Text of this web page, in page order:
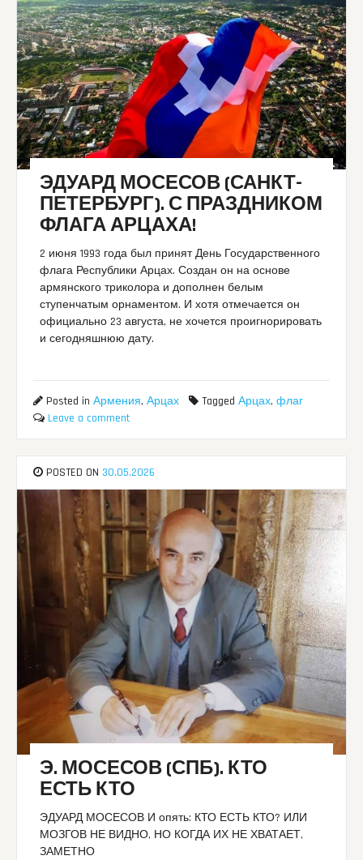
ЭДУАРД МОСЕСОВ (САНКТ-
ПЕТЕРБУРГ). С ПРАЗДНИКОМ
ФЛАГА АРЦАХА!
2 июня 1993 года был принят День Государственного
флага Республики Арцах. Создан он на основе
армянского триколора и дополнен белым
ступенчатым орнаментом. И хотя отмечается он
официально 23 августа, не хочется проигнорировать
и сегодняшнюю дату.
Posted inАрмения,Арцах TaggedАрцах,флаг
Leave a comment
POSTED ON 30.05.2026
Э. МОСЕСОВ (СПБ). КТО
ЕСТЬ КТО
ЭДУАРД МОСЕСОВ И опять: КТО ЕСТЬ КТО? ИЛИ
МОЗГОВ НЕ ВИДНО, НО КОГДА ИХ НЕ ХВАТАЕТ,
ЗАМЕТНО